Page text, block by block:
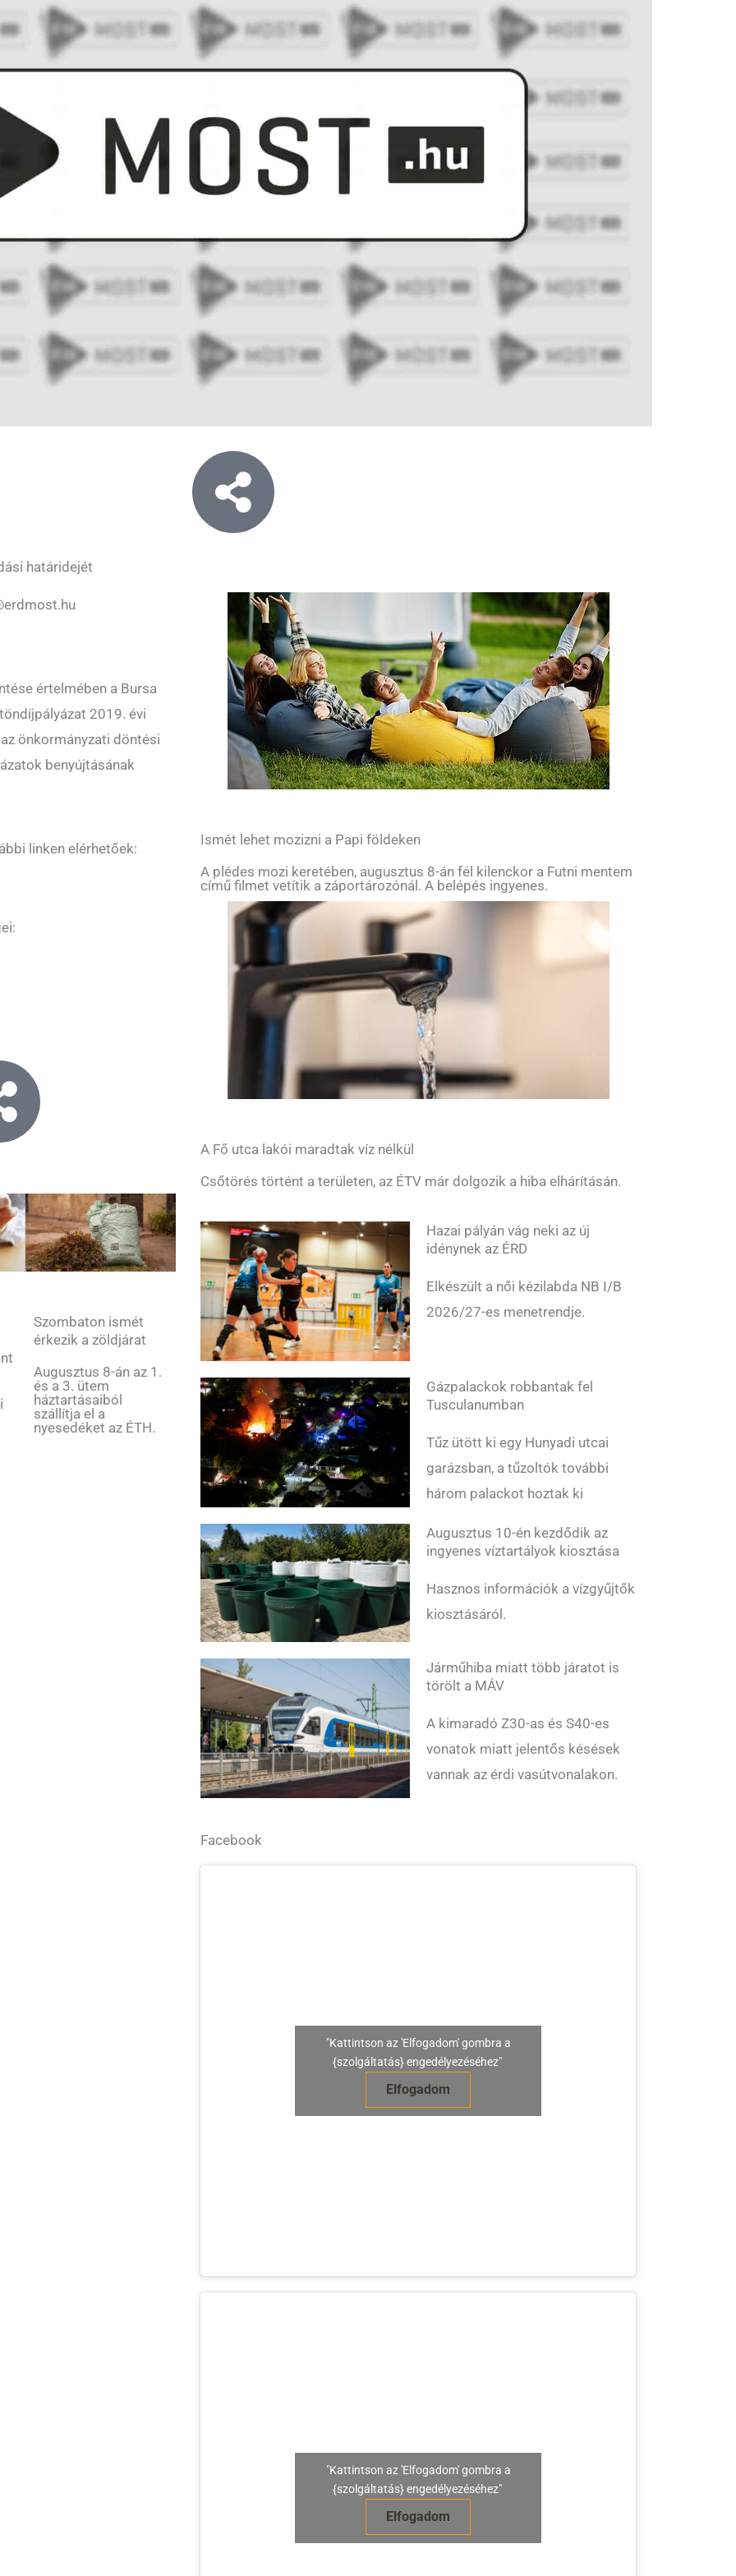
határidejét
értelmében a Bursa
2019. évi
önkormányzati döntési
benyújtásának
linken elérhetőek:
Szombaton ismét
érkezik a zöldjárat
Augusztus 8-án az 1.
és a 3. ütem
háztartásaiból
szállítja el a
nyesedéket az ÉTH.
Ismét lehet mozizni a Papi földeken
A plédes mozi keretében, augusztus 8-án fél kilenckor a Futni mentem
című filmet vetítik a záportározónál. A belépés ingyenes.
A Fő utca lakói maradtak víz nélkül
Csőtörés történt a területen, az ÉTV már dolgozik a hiba elhárításán.
Hazai pályán vág neki az új
idénynek az ÉRD
Elkészült a női kézilabda NB I/B
2026/27-es menetrendje.
Gázpalackok robbantak fel
Tusculanumban
Tűz ütött ki egy Hunyadi utcai
garázsban, a tűzoltók további
három palackot hoztak ki
Augusztus 10-én kezdődik az
ingyenes víztartályok kiosztása
Hasznos információk a vízgyűjtők
kiosztásáról.
Járműhiba miatt több járatot is
törölt a MÁV
A kimaradó Z30-as és S40-es
vonatok miatt jelentős késések
vannak az érdi vasútvonalakon.
Facebook
"Kattintson az 'Elfogadom' gombra a
{szolgáltatás} engedélyezéséhez"
Elfogadom
"Kattintson az 'Elfogadom' gombra a
{szolgáltatás} engedélyezéséhez"
Elfogadom